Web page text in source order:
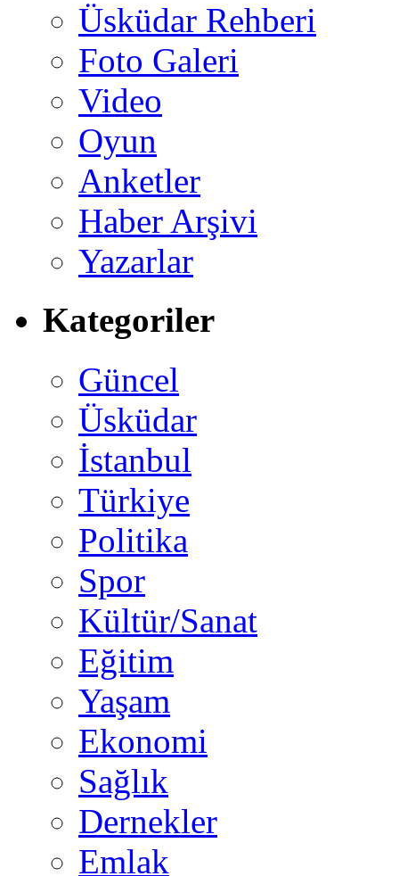
Üsküdar Rehberi
Foto Galeri
Video
Oyun
Anketler
Haber Arşivi
Yazarlar
Kategoriler
Güncel
Üsküdar
İstanbul
Türkiye
Politika
Spor
Kültür/Sanat
Eğitim
Yaşam
Ekonomi
Sağlık
Dernekler
Emlak